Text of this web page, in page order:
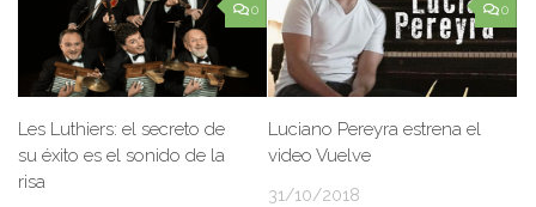
0
Les Luthiers: el secreto de
su éxito es el sonido de la
risa
0
Luciano Pereyra estrena el
video Vuelve
31/10/2018